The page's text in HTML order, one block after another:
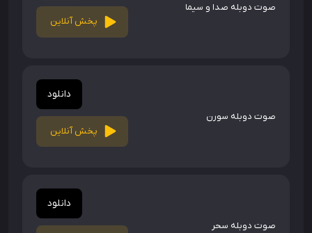
صوت دوبله صدا و سیما
پخش آنلاین
صوت دوبله سورن
دانلود
پخش آنلاین
صوت دوبله سحر
دانلود